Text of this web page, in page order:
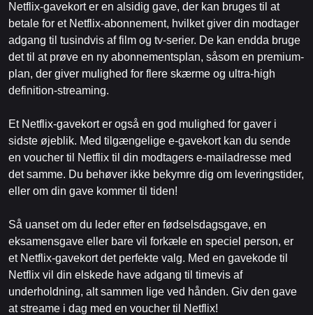
Netflix-gavekort er en alsidig gave, der kan bruges til at
betale for et Netflix-abonnement, hvilket giver din modtager
adgang til tusindvis af film og tv-serier. De kan endda bruge
det til at prøve en ny abonnementsplan, såsom en premium-
plan, der giver mulighed for flere skærme og ultra-high
definition-streaming.
Et Netflix-gavekort er også en god mulighed for gaver i
sidste øjeblik. Med tilgængelige e-gavekort kan du sende
en voucher til Netflix til din modtagers e-mailadresse med
det samme. Du behøver ikke bekymre dig om leveringstider,
eller om din gave kommer til tiden!
Så uanset om du leder efter en fødselsdagsgave, en
eksamensgave eller bare vil forkæle en speciel person, er
et Netflix-gavekort det perfekte valg. Med en gavekode til
Netflix vil din elskede have adgang til timevis af
underholdning, alt sammen lige ved hånden. Giv den gave
at streame i dag med en voucher til Netflix!